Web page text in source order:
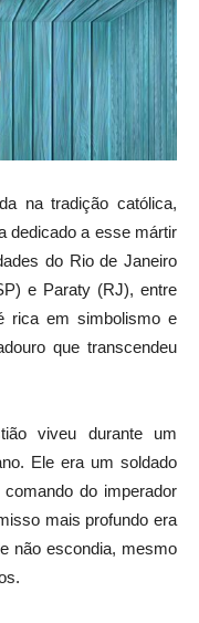
na tradição católica,
dedicado a esse mártir
do Rio de Janeiro
e Paraty (RJ), entre
rica em simbolismo e
que transcendeu
viveu durante um
Ele era um soldado
do imperador
mais profundo era
não escondia, mesmo